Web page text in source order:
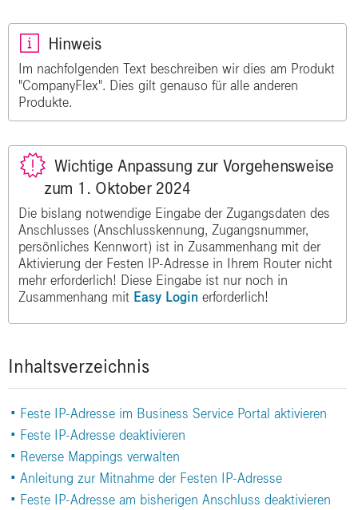
Hinweis
Im nachfolgenden Text beschreiben wir dies am Produkt
"CompanyFlex". Dies gilt genauso für alle anderen
Produkte.
Wichtige Anpassung zur Vorgehensweise
zum 1. Oktober 2024
Die bislang notwendige Eingabe der Zugangsdaten des
Anschlusses (Anschlusskennung, Zugangsnummer,
persönliches Kennwort) ist in Zusammenhang mit der
Aktivierung der Festen IP-Adresse in Ihrem Router nicht
mehr erforderlich! Diese Eingabe ist nur noch in
Zusammenhang mit Easy Login erforderlich!
Inhaltsverzeichnis
Seite 1:
• Feste IP-Adresse im Business Service Portal aktivieren
• Feste IP-Adresse deaktivieren
• Reverse Mappings verwalten
• Anleitung zur Mitnahme der Festen IP-Adresse
• Feste IP-Adresse am bisherigen Anschluss deaktivieren